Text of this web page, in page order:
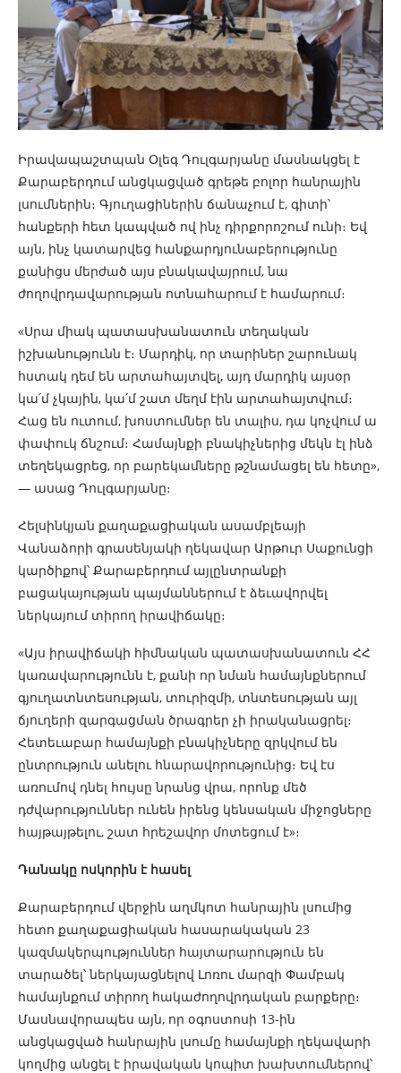
Իրավապաշտպան Օլեգ Դուլգարյանը մասնակցել է
Քարաբերդում անցկացված գրեթե բոլոր հանրային
լսումներին։ Գյուղացիներին ճանաչում է, գիտի՝
հանքերի հետ կապված ով ինչ դիրքորոշում ունի։ Եվ
այն, ինչ կատարվեց հանքարդյունաբերությունը
քանիցս մերժած այս բնակավայրում, նա
ժողովրդավարության ոտնահարում է համարում։
«Սրա միակ պատասխանատուն տեղական
իշխանությունն է։ Մարդիկ, որ տարիներ շարունակ
հստակ դեմ են արտահայտվել, այդ մարդիկ այսօր
կա՛մ չկային, կա՛մ շատ մեղմ էին արտահայտվում։
Հաց են ուտում, խոստումներ են տալիս, դա կոչվում ա
փափուկ ճնշում։ Համայնքի բնակիչներից մեկն էլ ինձ
տեղեկացրեց, որ բարեկամները թշնամացել են հետը»,
— ասաց Դուլգարյանը։
Հելսինկյան քաղաքացիական ասամբլեայի
Վանաձորի գրասենյակի ղեկավար Արթուր Սաքունցի
կարծիքով՝ Քարաբերդում այլընտրանքի
բացակայության պայմաններում է ձեւավորվել
ներկայում տիրող իրավիճակը։
«Այս իրավիճակի հիմնական պատասխանատուն ՀՀ
կառավարությունն է, քանի որ նման համայնքներում
գյուղատնտեսության, տուրիզմի, տնտեսության այլ
ճյուղերի զարգացման ծրագրեր չի իրականացրել։
Հետեւաբար համայնքի բնակիչները զրկվում են
ընտրություն անելու հնարավորությունից։ Եվ էս
առումով դնել հույսը նրանց վրա, որոնք մեծ
դժվարություններ ունեն իրենց կենսական միջոցները
հայթայթելու, շատ հրեշավոր մոտեցում է»։
Դանակը ոսկորին է հասել
Քարաբերդում վերջին աղմկոտ հանրային լսումից
հետո քաղաքացիական հասարակական 23
կազմակերպություններ հայտարարություն են
տարածել՝ ներկայացնելով Լոռու մարզի Փամբակ
համայնքում տիրող հակաժողովրդական բարքերը։
Մասնավորապես այն, որ օգոստոսի 13-ին
անցկացված հանրային լսումը համայնքի ղեկավարի
կողմից անցել է իրավական կոպիտ խախտումներով՝